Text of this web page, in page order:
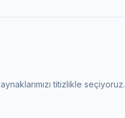
titizlikle seçiyoruz.